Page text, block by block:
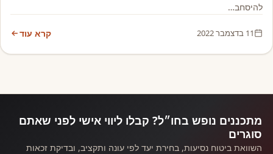
להיסחב…
11 בדצמבר 2022 קרא עוד
מתכננים נופש בחו״ל? קבלו ליווי אישי לפני שאתם
סוגרים
השוואת ביטוח נסיעות, בחירת יעד לפי עונה ותקציב, ובדיקת זכאות